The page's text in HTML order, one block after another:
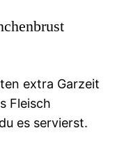
extra Garzeit
Fleisch
es servierst.